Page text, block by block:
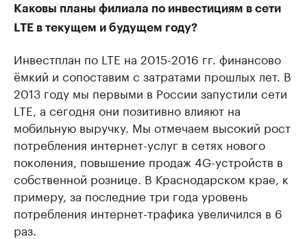
Каковы планы филиала по инвестициям в сети
LTE в текущем и будущем году?
Инвестплан по LTE на 2015-2016 гг. финансово
ёмкий и сопоставим с затратами прошлых лет. В
2013 году мы первыми в России запустили сети
LTE, а сегодня они позитивно влияют на
мобильную выручку. Мы отмечаем высокий рост
потребления интернет-услуг в сетях нового
поколения, повышение продаж 4G-устройств в
собственной рознице. В Краснодарском крае, к
примеру, за последние три года уровень
потребления интернет-трафика увеличился в 6
раз.